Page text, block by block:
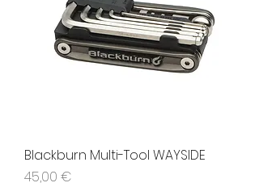
Blackburn Multi-Tool WAYSIDE
Prezzo
45,00 €